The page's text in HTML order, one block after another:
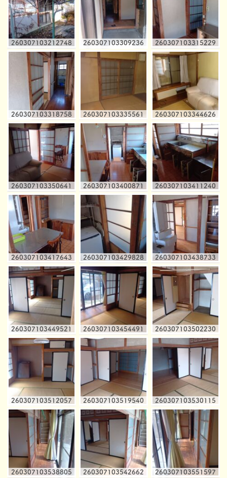
260307103212748 260307103309236 260307103315229
260307103318758 260307103335561 260307103344626
260307103350641 260307103400871 260307103411240
260307103417643 260307103429828 260307103438733
260307103449521 260307103454491 260307103502230
260307103512057 260307103519540 260307103530115
260307103538805 260307103542662 260307103551597